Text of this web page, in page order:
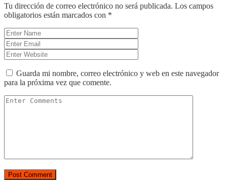
Tu dirección de correo electrónico no será publicada. Los campos
obligatorios están marcados con *
Guarda mi nombre, correo electrónico y web en este navegador
para la próxima vez que comente.